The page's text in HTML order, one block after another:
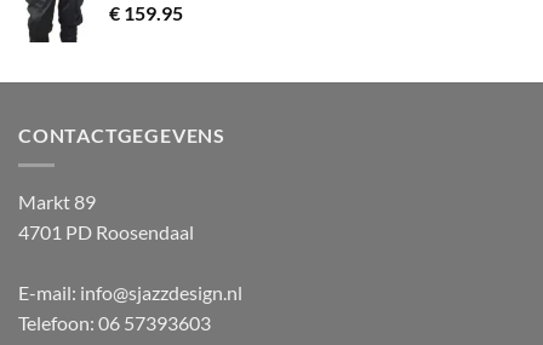
€ 159.95
CONTACTGEGEVENS
Markt 89
4701 PD Roosendaal
E-mail: info@sjazzdesign.nl
Telefoon: 06 57393603